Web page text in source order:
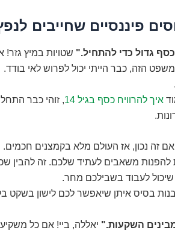
פיננסיים שחייבים
שטויות במיץ גזר!
הזה, כבר הייתי יכול לפרוש לאי בודד.
איך להרוויח כסף בגיל 14
, זוהי כבר
אם זה נכון, אז העולם מלא בקמצנים חכמים.
להפנות משאבים לעתיד שלכם. זה להבין
לעבוד בשבילכם מחר.
בסיס איתן שיאפשר לכם לישון בשקט
יאללה, ביי! אם כל